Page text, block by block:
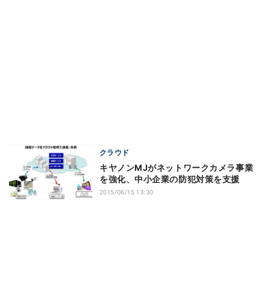
クラウド
キヤノンMJがネットワークカメラ事業
を強化、中小企業の防犯対策を支援
2015/06/15 13:30